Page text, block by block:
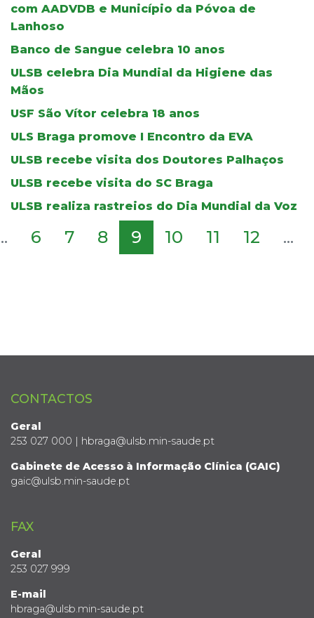
com AADVDB e Município da Póvoa de
Lanhoso
Banco de Sangue celebra 10 anos
ULSB celebra Dia Mundial da Higiene das
Mãos
USF São Vítor celebra 18 anos
ULS Braga promove I Encontro da EVA
ULSB recebe visita dos Doutores Palhaços
ULSB recebe visita do SC Braga
ULSB realiza rastreios do Dia Mundial da Voz
6 7 8 9 10 11 12 ...
CONTACTOS
Geral
253 027 000 | hbraga@ulsb.min-saude.pt
Gabinete de Acesso à Informação Clínica (GAIC)
gaic@ulsb.min-saude.pt
FAX
Geral
253 027 999
E-mail
hbraga@ulsb.min-saude.pt